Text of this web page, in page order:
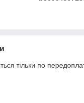
тільки по